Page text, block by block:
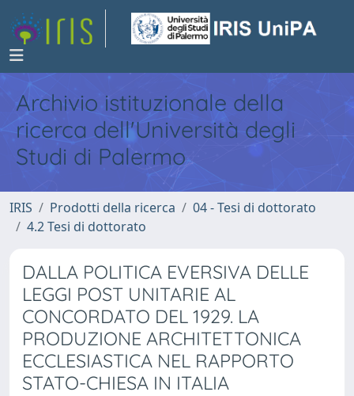
Archivio istituzionale della
ricerca dell'Università degli
Studi di Palermo
IRIS Prodotti della ricerca
04 - Tesi di dottorato
4.2 Tesi di dottorato
DALLA POLITICA EVERSIVA DELLE
LEGGI POST UNITARIE AL
CONCORDATO DEL 1929. LA
PRODUZIONE ARCHITETTONICA
ECCLESIASTICA NEL RAPPORTO
STATO-CHIESA IN ITALIA